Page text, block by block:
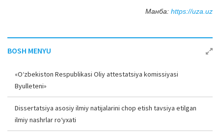
Манба: https://uza.uz
BOSH MENYU
«O‘zbekiston Respublikasi Oliy attestatsiya komissiyasi
Byulleteni»
Dissertatsiya asosiy ilmiy natijalarini chop etish tavsiya etilgan
ilmiy nashrlar ro‘yxati